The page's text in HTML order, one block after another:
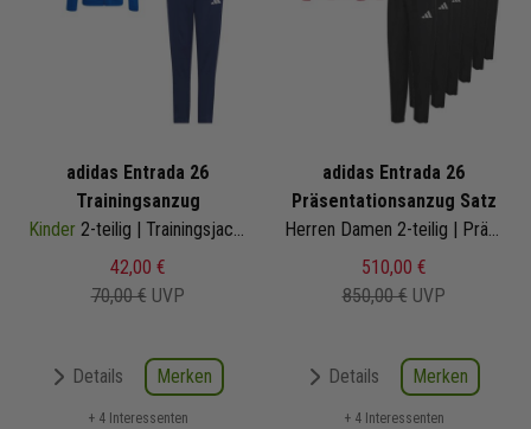
adidas Entrada 26
Trainingsanzug
Kinder 2-teilig | Trainingsjacke Trainingshose
42,00 €
70,00 € UVP
Details Merken
+ 4 Interessenten
adidas Entrada 26
Präsentationsanzug Satz
Herren Damen 2-teilig | Präsentationsjacke Präsentationshose
510,00 €
850,00 € UVP
Details Merken
+ 4 Interessenten